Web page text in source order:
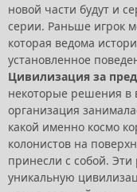
новой части будут и
серии. Раньше игрок
которая ведома
установленное
Цивилизация за
некоторые решения в
организация
какой именно космо
колонистов на
принесли с собой.
уникальную